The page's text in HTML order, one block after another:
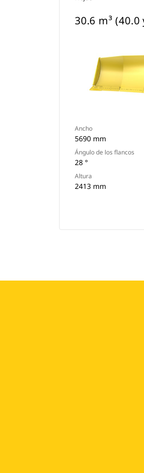
30.6 m³ (40.0
Ancho
5690 mm
Ángulo de los flancos
28 °
Altura
2413 mm